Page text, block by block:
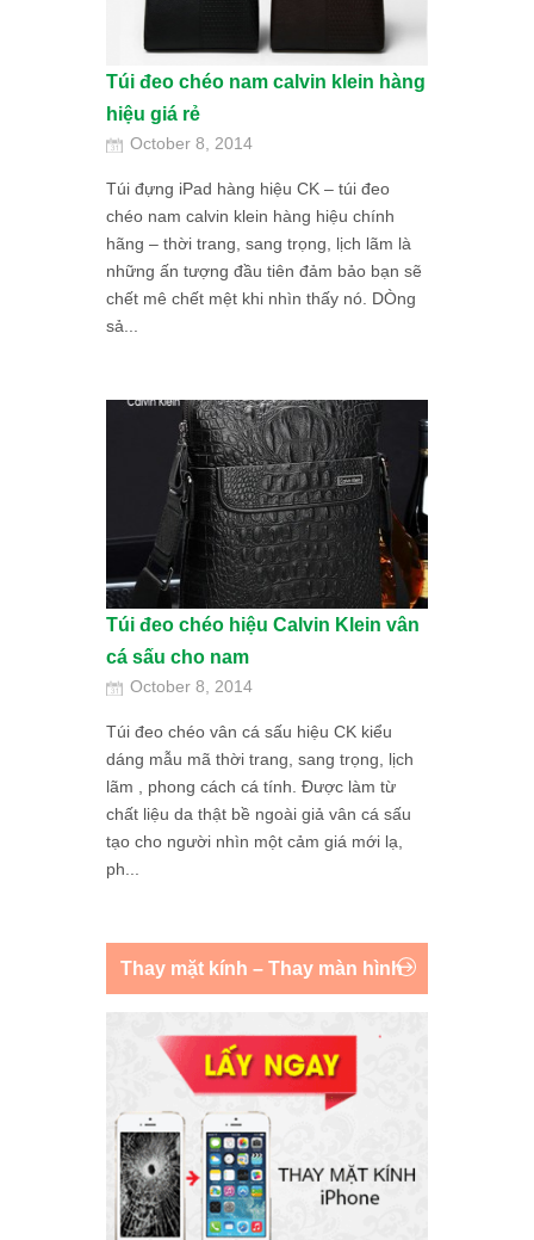
Túi đeo chéo nam calvin klein hàng
hiệu giá rẻ
October 8, 2014
Túi đựng iPad hàng hiệu CK – túi đeo
chéo nam calvin klein hàng hiệu chính
hãng – thời trang, sang trọng, lịch lãm là
những ấn tượng đầu tiên đảm bảo bạn sẽ
chết mê chết mệt khi nhìn thấy nó. DÒng
sả...
Túi đeo chéo hiệu Calvin Klein vân
cá sấu cho nam
October 8, 2014
Túi đeo chéo vân cá sấu hiệu CK kiểu
dáng mẫu mã thời trang, sang trọng, lịch
lãm , phong cách cá tính. Được làm từ
chất liệu da thật bề ngoài giả vân cá sấu
tạo cho người nhìn một cảm giá mới lạ,
ph...
Thay mặt kính – Thay màn hình